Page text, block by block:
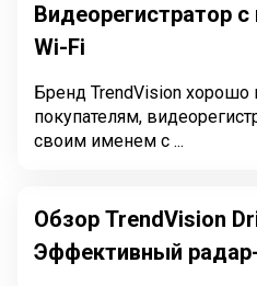
Видеорегистратор
Wi-Fi
Бренд TrendVision хорошо
покупателям,
своим именем с ...
Обзор TrendVision
Эффективный